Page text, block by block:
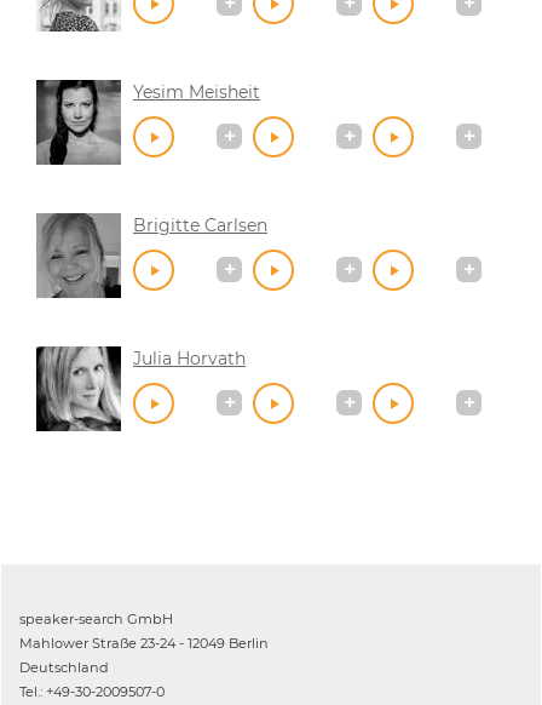
Yesim Meisheit
Brigitte Carlsen
Julia Horvath
speaker-search GmbH
Mahlower Straße 23-24 - 12049 Berlin
Deutschland
Tel.: +49-30-2009507-0